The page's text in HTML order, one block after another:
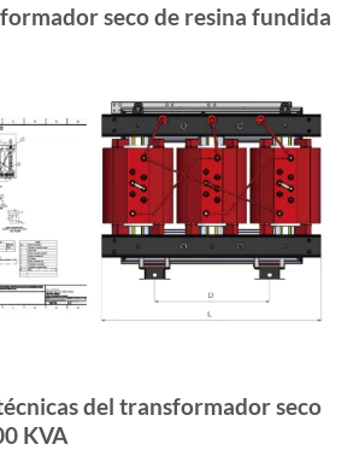
seco de resina fundida
del transformador seco
KVA